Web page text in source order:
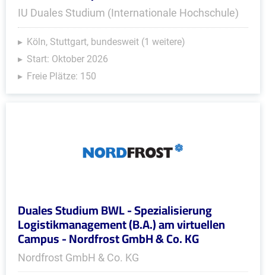
IU Duales Studium (Internationale Hochschule)
Köln, Stuttgart, bundesweit (1 weitere)
Start: Oktober 2026
Freie Plätze: 150
Duales Studium BWL - Spezialisierung
Logistikmanagement (B.A.) am virtuellen
Campus - Nordfrost GmbH & Co. KG
Nordfrost GmbH & Co. KG